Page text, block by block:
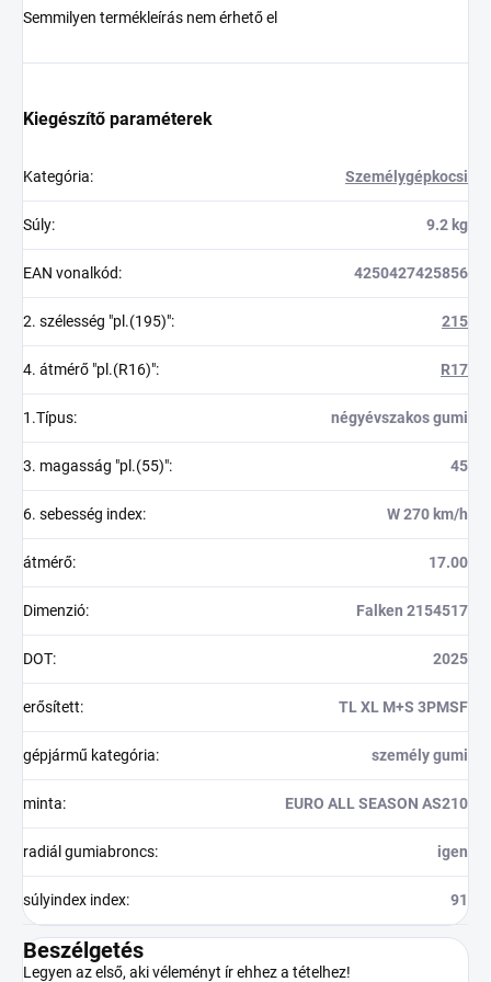
Semmilyen termékleírás nem érhető el
Kiegészítő paraméterek
Kategória: Személygépkocsi
Súly: 9.2 kg
EAN vonalkód: 4250427425856
2. szélesség "pl.(195)": 215
4. átmérő "pl.(R16)": R17
1.Típus: négyévszakos gumi
3. magasság "pl.(55)": 45
6. sebesség index: W 270 km/h
átmérő: 17.00
Dimenzió: Falken 2154517
DOT: 2025
erősített: TL XL M+S 3PMSF
gépjármű kategória: személy gumi
minta: EURO ALL SEASON AS210
radiál gumiabroncs: igen
súlyindex index: 91
Beszélgetés
Legyen az első, aki véleményt ír ehhez a tételhez!